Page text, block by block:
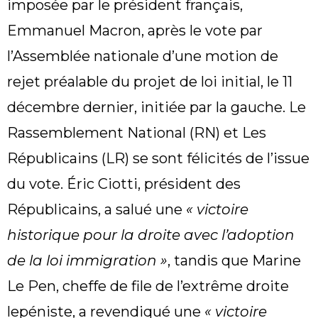
imposée par le président français,
Emmanuel Macron, après le vote par
l’Assemblée nationale d’une motion de
rejet préalable du projet de loi initial, le 11
décembre dernier, initiée par la gauche. Le
Rassemblement National (RN) et Les
Républicains (LR) se sont félicités de l’issue
du vote. Éric Ciotti, président des
Républicains, a salué une « victoire
historique pour la droite avec l’adoption
de la loi immigration », tandis que Marine
Le Pen, cheffe de file de l’extrême droite
lepéniste, a revendiqué une « victoire